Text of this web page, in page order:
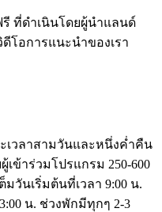
รี ที่ดำเนินโดยผู้นำแลนด์
โอการแนะนำของเรา
เวลาสามวันและหนึ่งค่ำคืน
ข้าร่วมโปรแกรม 250-600
วันเริ่มต้นที่เวลา 9:00 น.
น. ช่วงพักมีทุกๆ 2-3